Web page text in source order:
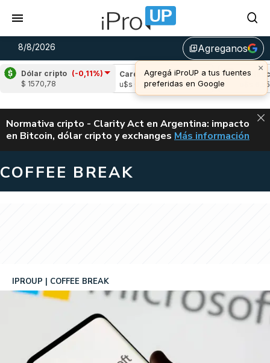
8/8/2026 library_addAgreganos
×
Agregá iProUP a tus fuentes
preferidas en Google
Dólar cripto (-0,11%)
$ 1570,78
(3,08%)
Cardano
(0,11%)
u$s 0,20
Avalanche
u$s 6,55
ALERTA
Normativa cripto - Clarity Act en Argentina: impacto
en Bitcoin, dólar cripto y exchanges CLARITY ACT EN
Más información
COFFEE BREAK
IPROUP COFFEE BREAK